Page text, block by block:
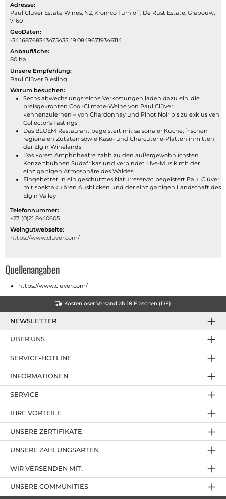
Adresse:
Paul Clüver Estate Wines, N2, Kromco Turn off, De Rust Estate, Grabouw,
7160
GeoDaten:
-34.168768343475435, 19.08496719346114
Anbaufläche:
80 ha
Unsere Empfehlung:
Paul Clüver Riesling
Warum besuchen:
Sechs abwechslungsreiche Verkostungen laden dazu ein, die
preisgekrönten Cool-Climate-Weine von Paul Clüver
kennenzulernen – von Chardonnay und Pinot Noir bis zu exklusiven
Collector's Tastings
Das BLOEM Restaurant begeistert mit saisonaler Küche, frischen
regionalen Zutaten sowie Käse- und Charcuterie-Platten inmitten
der Elgin Winelands
Das Forest Amphitheatre zählt zu den außergewöhnlichsten
Konzertbühnen Südafrikas und verbindet Live-Musik mit der
einzigartigen Atmosphäre des Waldes
Eingebettet in ein geschütztes Naturreservat begeistert Paul Clüver
mit spektakulären Ausblicken und der einzigartigen Landschaft des
Elgin Valley
Telefonnummer:
+27 (0)21 8440605
Weingutwebseite:
https://www.cluver.com/
Quellenangaben
https://www.cluver.com/
Kostenloser Versand ab 18 Flaschen (DE)
NEWSLETTER
SERVICE-HOTLINE
IHRE VORTEILE
UNSERE ZAHLUNGSARTEN
ÜBER UNS
UNSERE ZERTIFIKATE
INFORMATIONEN
SERVICE
UNSERE COMMUNITIES
WIR VERSENDEN MIT: